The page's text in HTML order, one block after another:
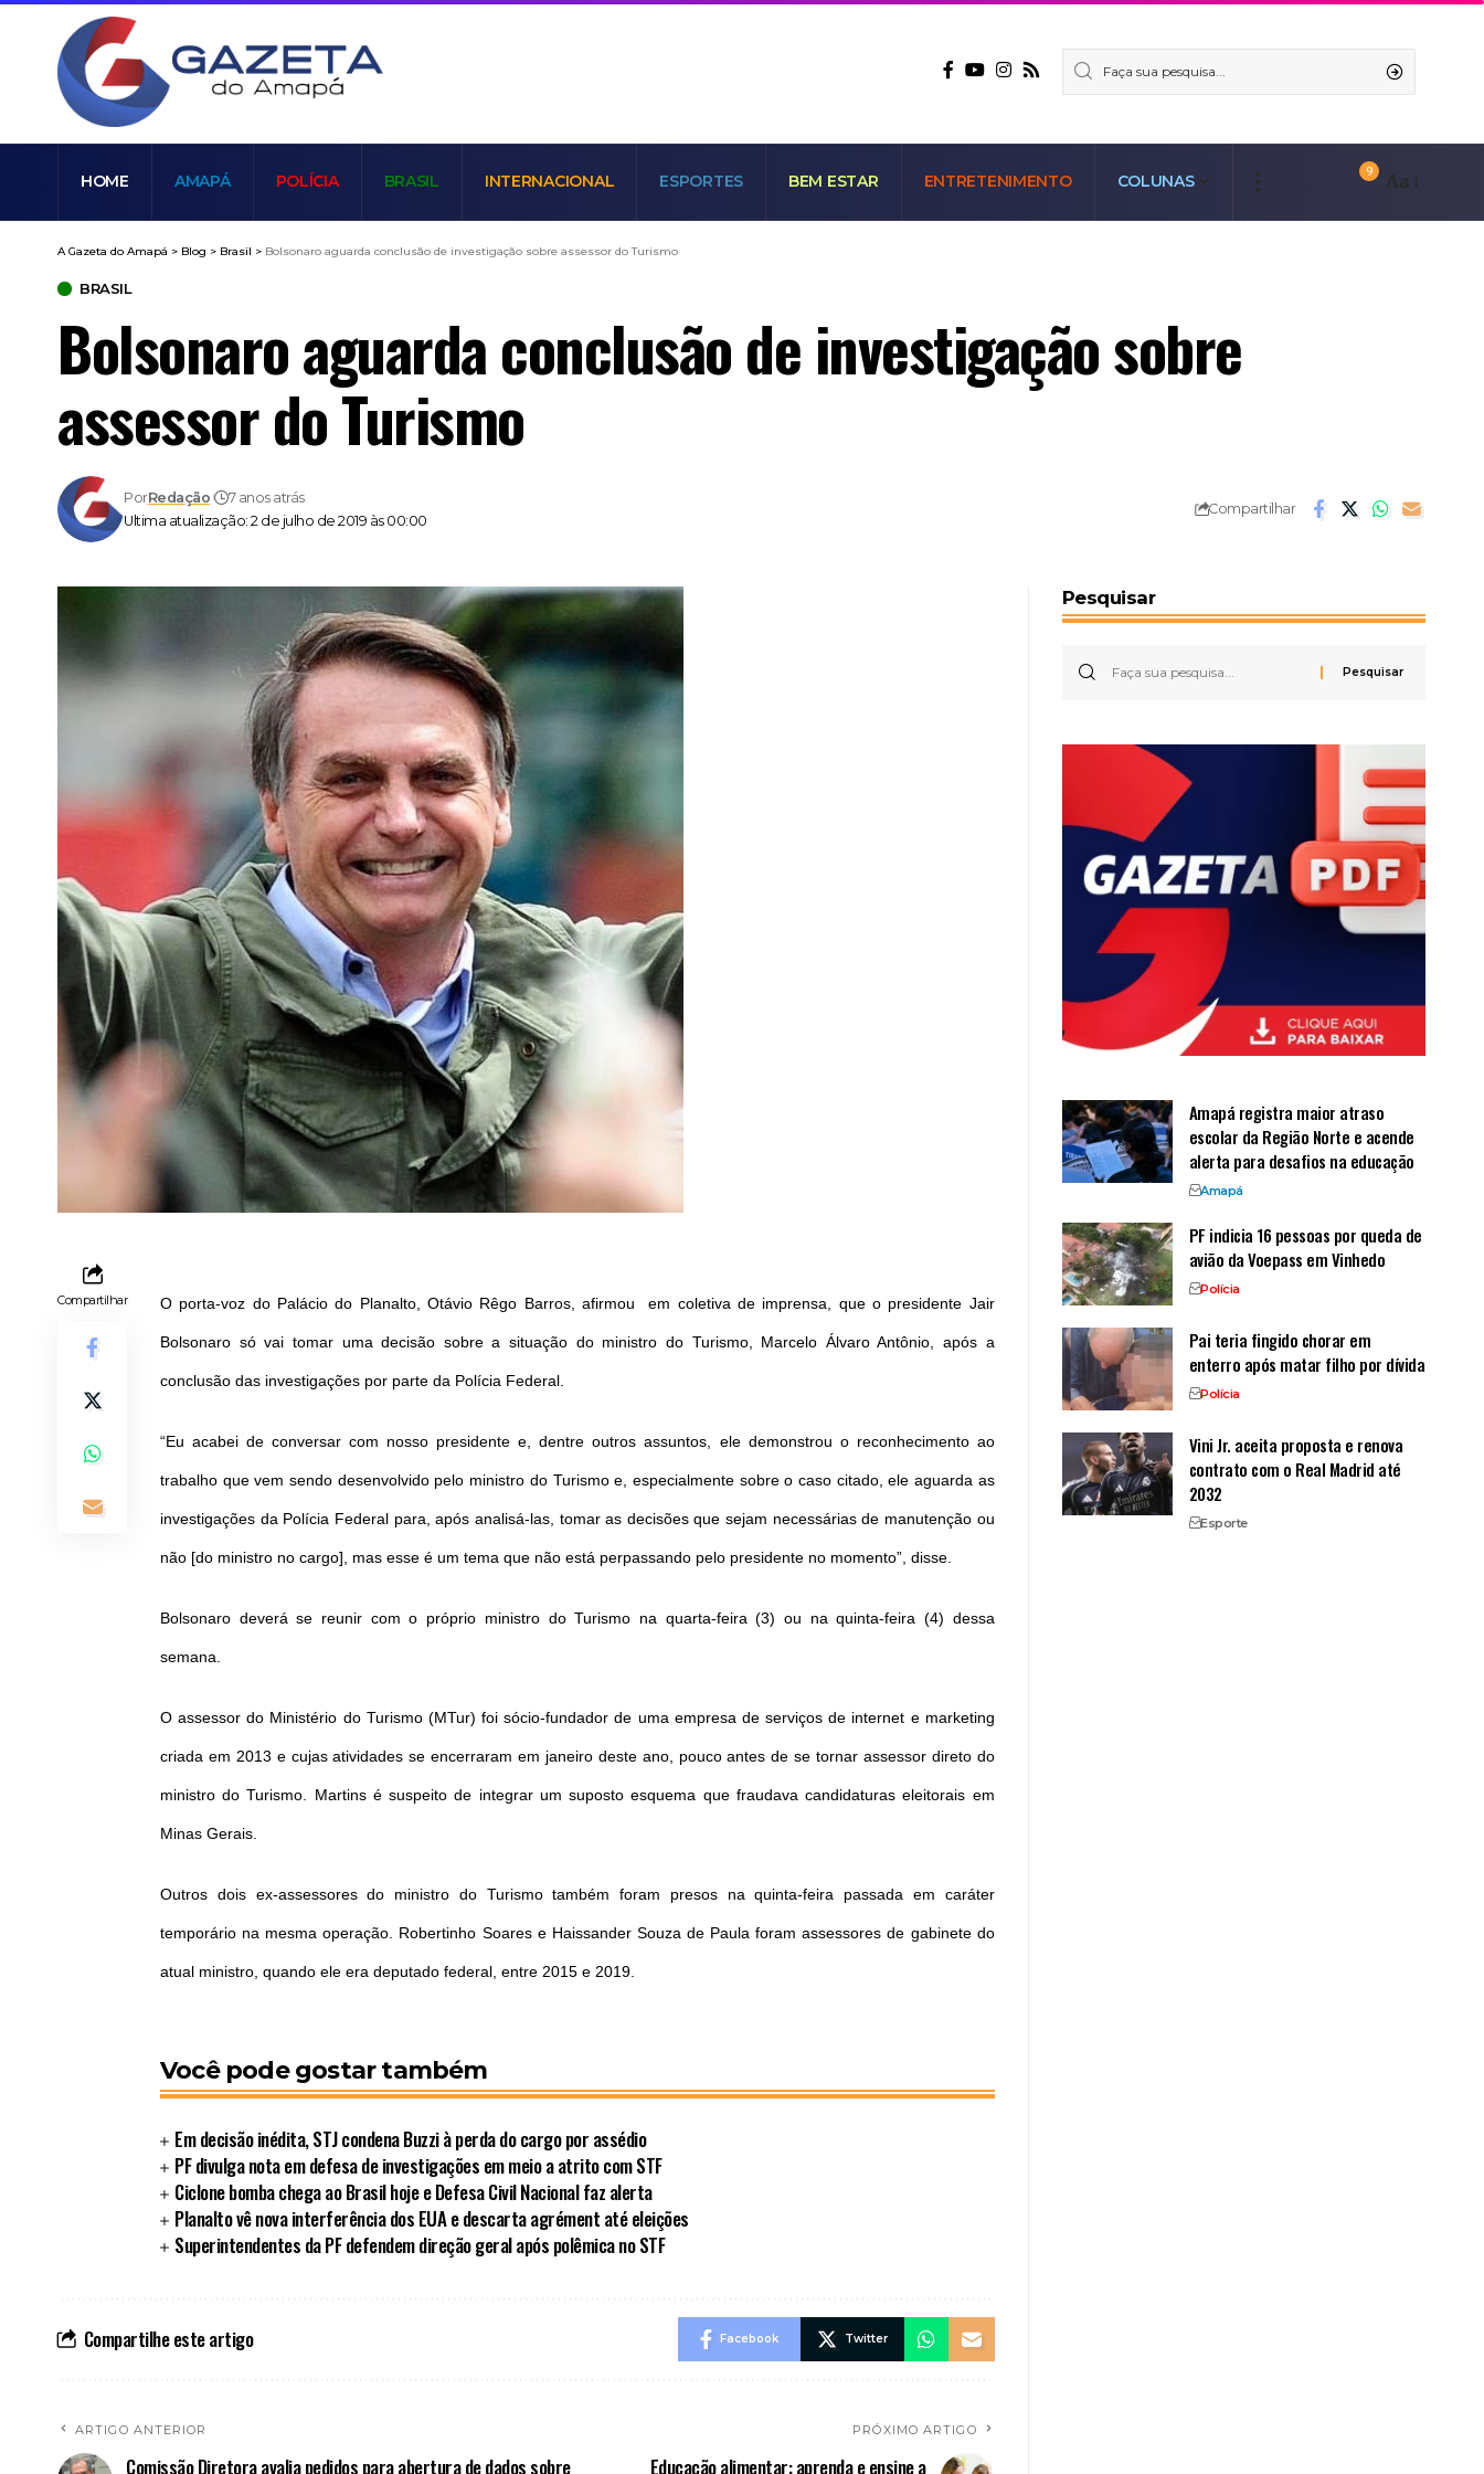
HOME AMAPÁ POLÍCIA BRASIL INTERNACIONAL ESPORTES BEM ESTAR ENTRETENIMENTO COLUNAS
9 Aa
A Gazeta do Amapá > Blog > Brasil > Bolsonaro aguarda conclusão de investigação sobre assessor do Turismo
BRASIL
Bolsonaro aguarda conclusão de investigação sobre
assessor do Turismo
Ultima atualização: 2 de julho de 2019 às 00:00
PorRedação 7 anos atrás
Compartilhar
Compartilhar O porta-voz do Palácio do Planalto, Otávio Rêgo Barros, afirmou em coletiva de imprensa, que o presidente Jair
Bolsonaro só vai tomar uma decisão sobre a situação do ministro do Turismo, Marcelo Álvaro Antônio, após a
conclusão das investigações por parte da Polícia Federal.
“Eu acabei de conversar com nosso presidente e, dentre outros assuntos, ele demonstrou o reconhecimento ao
trabalho que vem sendo desenvolvido pelo ministro do Turismo e, especialmente sobre o caso citado, ele aguarda as
investigações da Polícia Federal para, após analisá-las, tomar as decisões que sejam necessárias de manutenção ou
não [do ministro no cargo], mas esse é um tema que não está perpassando pelo presidente no momento”, disse.
Bolsonaro deverá se reunir com o próprio ministro do Turismo na quarta-feira (3) ou na quinta-feira (4) dessa
semana.
O assessor do Ministério do Turismo (MTur) foi sócio-fundador de uma empresa de serviços de internet e marketing
criada em 2013 e cujas atividades se encerraram em janeiro deste ano, pouco antes de se tornar assessor direto do
ministro do Turismo. Martins é suspeito de integrar um suposto esquema que fraudava candidaturas eleitorais em
Minas Gerais.
Outros dois ex-assessores do ministro do Turismo também foram presos na quinta-feira passada em caráter
temporário na mesma operação. Robertinho Soares e Haissander Souza de Paula foram assessores de gabinete do
atual ministro, quando ele era deputado federal, entre 2015 e 2019.
Você pode gostar também
Em decisão inédita, STJ condena Buzzi à perda do cargo por assédio
PF divulga nota em defesa de investigações em meio a atrito com STF
Ciclone bomba chega ao Brasil hoje e Defesa Civil Nacional faz alerta
Planalto vê nova interferência dos EUA e descarta agrément até eleições
Superintendentes da PF defendem direção geral após polêmica no STF
Compartilhe este artigo Facebook Twitter
ARTIGO ANTERIOR
Comissão Diretora avalia pedidos para abertura de dados sobre
PRÓXIMO ARTIGO
Educação alimentar: aprenda e ensine a
Pesquisar
Amapá registra maior atraso
escolar da Região Norte e acende
alerta para desafios na educação
Amapá
PF indicia 16 pessoas por queda de
avião da Voepass em Vinhedo
Polícia
Pai teria fingido chorar em
enterro após matar filho por dívida
Polícia
Vini Jr. aceita proposta e renova
contrato com o Real Madrid até
2032
Esporte